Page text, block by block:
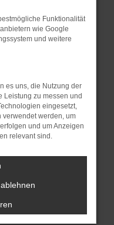
vorübergehende
Stand
nur ein
auch dazu
nicht mehr
Schritte versucht
werden
Du kannst
uns bei der
Funktionalität
wie Google
und weitere
es uns, die Nutzung der
Leistung zu messen und
eingesetzt,
verwendet werden, um
und um Anzeigen
relevant sind.